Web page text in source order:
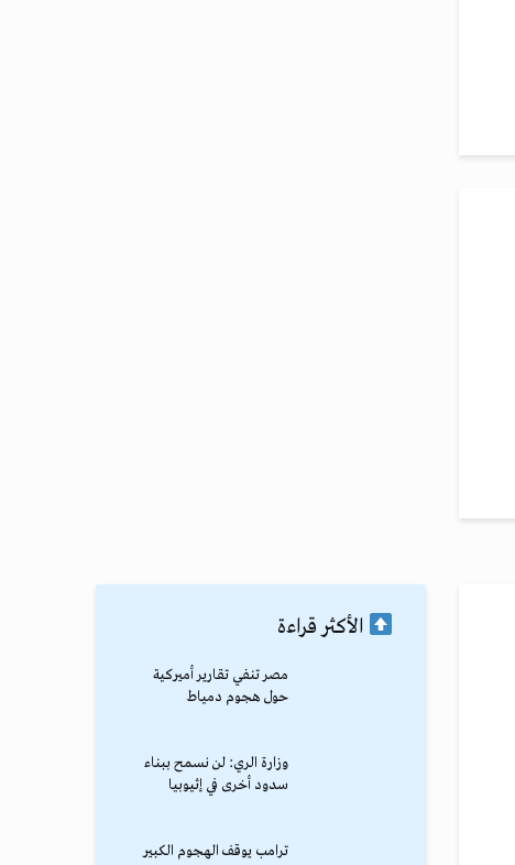
الأكثر قراءة
مصر تنفي تقارير أميركية
حول هجوم دمياط
وزارة الري: لن نسمح ببناء
سدود أخرى في إثيوبيا
ترامب يوقف الهجوم الكبير